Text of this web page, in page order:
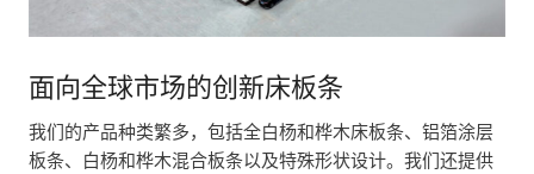
面向全球市场的创新床板条
我们的产品种类繁多，包括全白杨和桦木床板条、铝箔涂层
板条、白杨和桦木混合板条以及特殊形状设计。我们还提供